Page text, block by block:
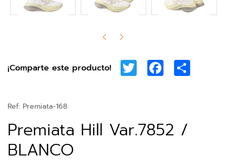
¡Comparte este producto! Twitter Facebook
Ref: Premiata-168
Premiata Hill Var.7852 /
BLANCO